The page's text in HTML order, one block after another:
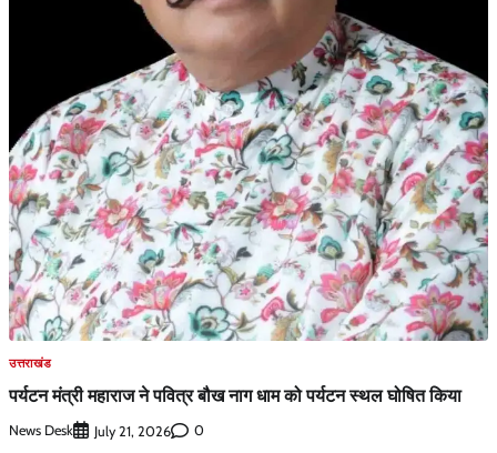
उत्तराखंड
पर्यटन मंत्री महाराज ने पवित्र बौख नाग धाम को पर्यटन स्थल घोषित किया
News Desk July 21, 2026 0